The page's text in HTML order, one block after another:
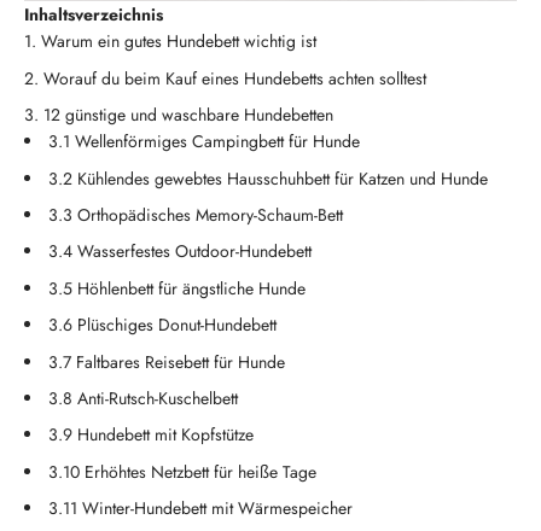
Inhaltsverzeichnis
Warum ein gutes Hundebett wichtig ist
Worauf du beim Kauf eines Hundebetts achten solltest
12 günstige und waschbare Hundebetten
3.1 Wellenförmiges Campingbett für Hunde
3.2 Kühlendes gewebtes Hausschuhbett für Katzen und Hunde
3.3 Orthopädisches Memory-Schaum-Bett
3.4 Wasserfestes Outdoor-Hundebett
3.5 Höhlenbett für ängstliche Hunde
3.6 Plüschiges Donut-Hundebett
3.7 Faltbares Reisebett für Hunde
3.8 Anti-Rutsch-Kuschelbett
3.9 Hundebett mit Kopfstütze
3.10 Erhöhtes Netzbett für heiße Tage
3.11 Winter-Hundebett mit Wärmespeicher